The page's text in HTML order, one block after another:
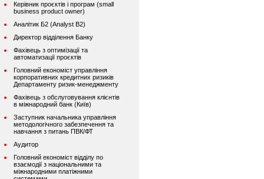
Керівник проєктів і програм (small
business product owner)
Аналітик Б2 (Analyst B2)
Директор відділення Банку
Фахівець з оптимізації та
автоматизації проєктів
Головний економіст управління
корпоративних кредитних ризиків
Департаменту ризик-менеджменту
Фахівець з обслуговування клієнтів
в міжнародний банк (Київ)
Заступник начальника управління
методологічного забезпечення та
навчання з питань ПВК/ФТ
Аудитор
Головний економіст відділу по
взаємодії з національними та
міжнародними платіжними